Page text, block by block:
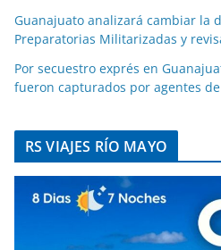
Guanajuato analizará cambiar la
Preparatorias Militarizadas y
Por secuestro exprés en
fueron capturados por agentes
RS VIAJES RÍO MAYO